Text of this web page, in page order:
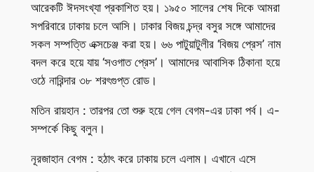
আরেকটি ঈদসংখ্যা প্রকাশিত হয়। ১৯৫০ সালের শেষ দিকে আমরা
সপরিবারে ঢাকায় চলে আসি। ঢাকার বিজয় চন্দ্র বসুর সঙ্গে আমাদের
সকল সম্পত্তি এক্সচেঞ্জ করা হয়। ৬৬ পাটুয়াটুলীর ‘বিজয় প্রেস’ নাম
বদল করে হয়ে যায় ‘সওগাত প্রেস’। আমাদের আবাসিক ঠিকানা হয়ে
ওঠে নারিন্দার ৩৮ শরৎগুপ্ত রোড।
মতিন রায়হান : তারপর তো শুরু হয়ে গেল বেগম-এর ঢাকা পর্ব। এ-
সম্পর্কে কিছু বলুন।
নূরজাহান বেগম : হঠাৎ করে ঢাকায় চলে এলাম। এখানে এসে